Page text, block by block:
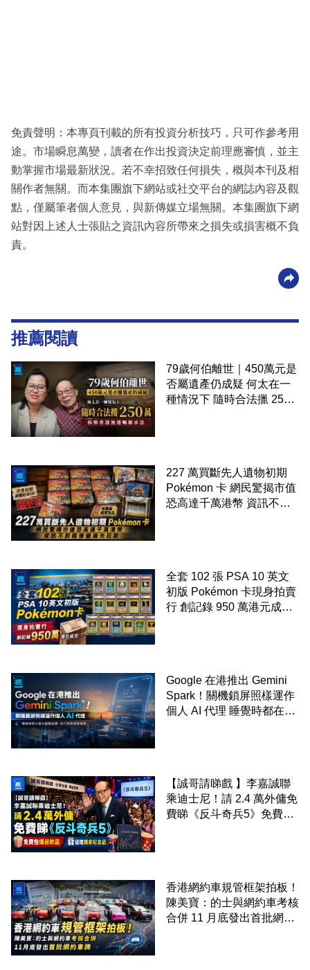
免責聲明：本專頁刊載的所有投資分析技巧，只可作參考用
途。市場瞬息萬變，讀者在作出投資決定前理應審慎，並主
動掌握市場最新狀況。若不幸招致任何損失，概與本刊及相
關作者無關。而本集團旗下網站或社交平台的網誌內容及觀
點，僅屬筆者個人意見，與新傳媒立場無關。本集團旗下網
站對因上述人士張貼之資訊內容所帶來之損失或損害概不負
責。
推薦閱讀
79歲何伯離世｜450萬元是
否屬遺產仍成疑 何太在一
種情況下 隨時合法擸 250
227 萬買斷先人遺物初期
Pokémon 卡 網民驚揭市值
恐高達千萬港幣 資訊不對
全套 102 張 PSA 10 英文
初版 Pokémon 卡現身拍賣
行 創記錄 950 萬港元成交
Google 在港推出 Gemini
Spark！關機鎖屏照樣運作
個人 AI 代理 睡覺時都在幫
【誠哥請睇戲 】李嘉誠聯
乘迪士尼！請 2.4 萬外傭免
費睇《反斗奇兵5》免費包
香港網約車規管框架拍板！
陳美寶：的士與網約車考核
合併 11 月底發出首批網約